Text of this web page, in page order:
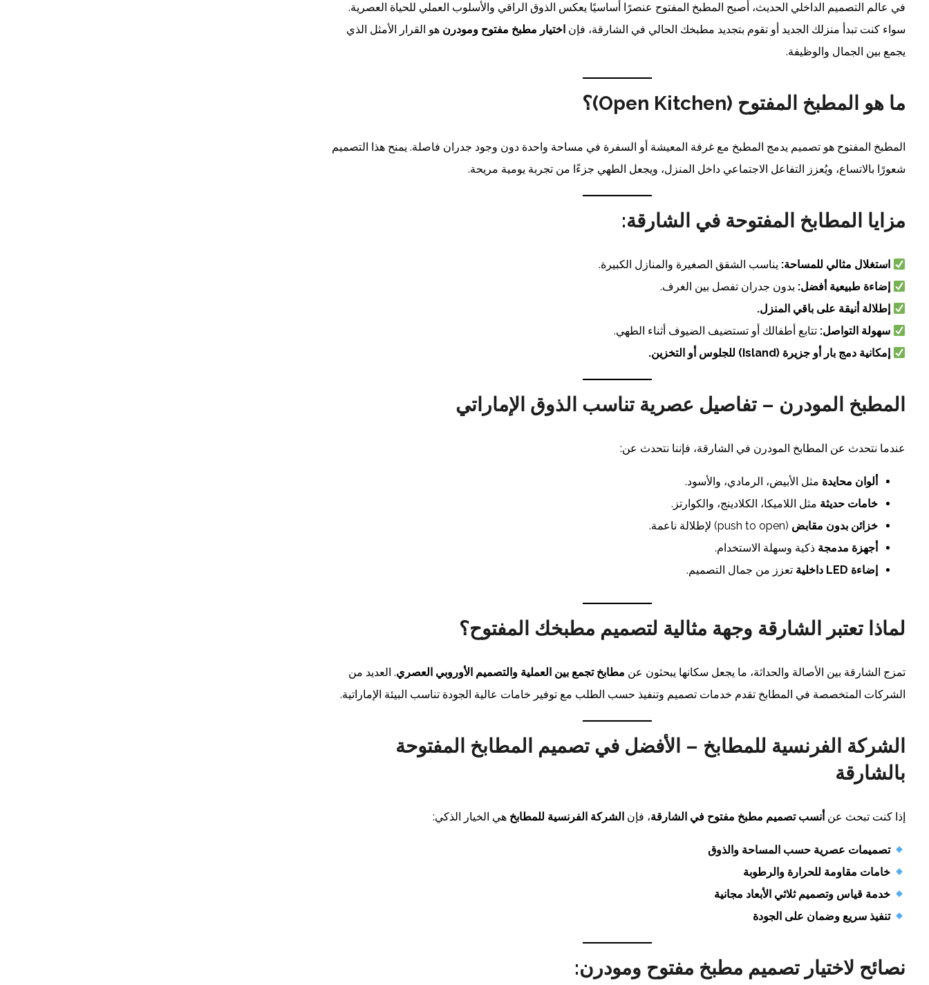
في عالم التصميم الداخلي الحديث، أصبح المطبخ المفتوح عنصرًا أساسيًا يعكس الذوق الراقي والأسلوب العملي للحياة العصرية.
سواء كنت تبدأ منزلك الجديد أو تقوم بتجديد مطبخك الحالي في الشارقة، فإن اختيار مطبخ مفتوح ومودرن هو القرار الأمثل الذي
يجمع بين الجمال والوظيفة.
ما هو المطبخ المفتوح (Open Kitchen)؟
المطبخ المفتوح هو تصميم يدمج المطبخ مع غرفة المعيشة أو السفرة في مساحة واحدة دون وجود جدران فاصلة. يمنح هذا التصميم
شعورًا بالاتساع، ويُعزز التفاعل الاجتماعي داخل المنزل، ويجعل الطهي جزءًا من تجربة يومية مريحة.
مزايا المطابخ المفتوحة في الشارقة:
استغلال مثالي للمساحة: يناسب الشقق الصغيرة والمنازل الكبيرة.
إضاءة طبيعية أفضل: بدون جدران تفصل بين الغرف.
إطلالة أنيقة على باقي المنزل.
سهولة التواصل: تتابع أطفالك أو تستضيف الضيوف أثناء الطهي.
إمكانية دمج بار أو جزيرة (Island) للجلوس أو التخزين.
المطبخ المودرن – تفاصيل عصرية تناسب الذوق الإماراتي
عندما نتحدث عن المطابخ المودرن في الشارقة، فإننا نتحدث عن:
ألوان محايدة مثل الأبيض، الرمادي، والأسود.
خامات حديثة مثل اللاميكا، الكلادينج، والكوارتز.
خزائن بدون مقابض (push to open) لإطلالة ناعمة.
أجهزة مدمجة ذكية وسهلة الاستخدام.
إضاءة LED داخلية
تعزز من جمال التصميم.
لماذا تعتبر الشارقة وجهة مثالية لتصميم مطبخك المفتوح؟
تمزج الشارقة بين الأصالة والحداثة، ما يجعل سكانها يبحثون عن مطابخ تجمع بين العملية والتصميم الأوروبي العصري. العديد من
الشركات المتخصصة في المطابخ تقدم خدمات تصميم وتنفيذ حسب الطلب مع توفير خامات عالية الجودة تناسب البيئة الإماراتية.
الشركة الفرنسية للمطابخ – الأفضل في تصميم المطابخ المفتوحة
بالشارقة
إذا كنت تبحث عن أنسب تصميم مطبخ مفتوح في الشارقة، فإن الشركة الفرنسية للمطابخ هي الخيار الذكي:
تصميمات عصرية حسب المساحة والذوق
خامات مقاومة للحرارة والرطوبة
خدمة قياس وتصميم ثلاثي الأبعاد مجانية
تنفيذ سريع وضمان على الجودة
نصائح لاختيار تصميم مطبخ مفتوح ومودرن: